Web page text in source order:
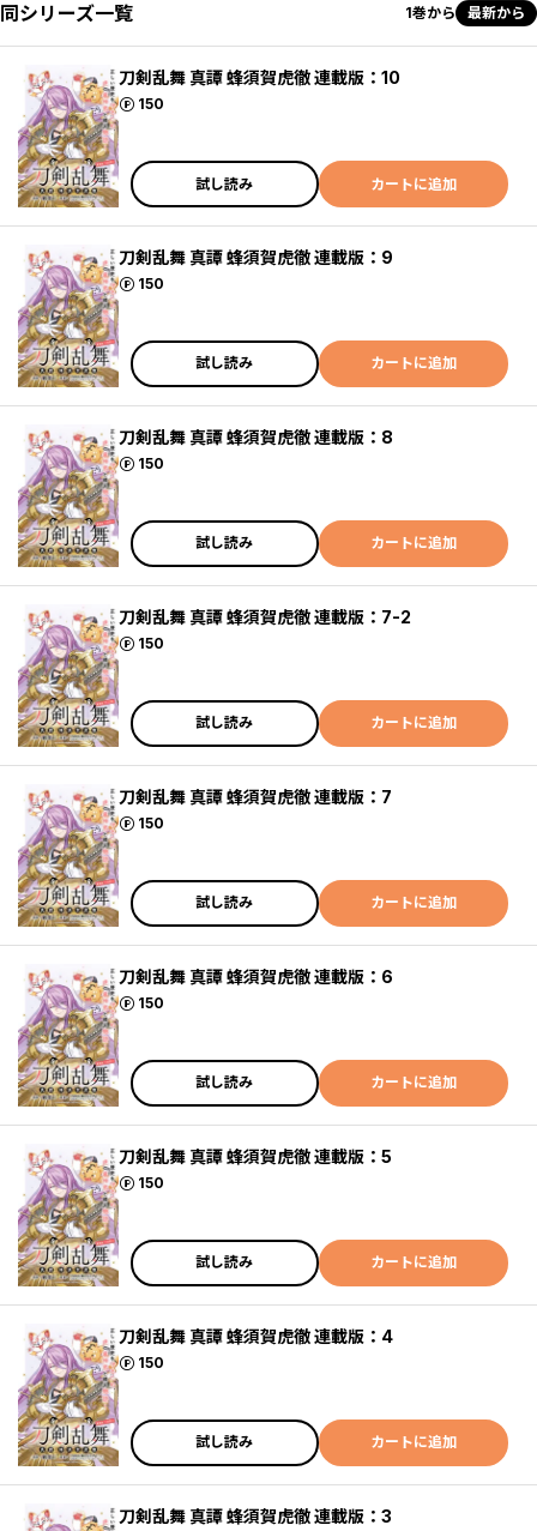
同シリーズ一覧 1巻から 最新から
刀剣乱舞 真譚 蜂須賀虎徹 連載版：10
150
ポイント
試し読み カートに追加
刀剣乱舞 真譚 蜂須賀虎徹 連載版：9
150
ポイント
試し読み カートに追加
刀剣乱舞 真譚 蜂須賀虎徹 連載版：8
150
ポイント
試し読み カートに追加
刀剣乱舞 真譚 蜂須賀虎徹 連載版：7-2
150
ポイント
試し読み カートに追加
刀剣乱舞 真譚 蜂須賀虎徹 連載版：7
150
ポイント
試し読み カートに追加
刀剣乱舞 真譚 蜂須賀虎徹 連載版：6
150
ポイント
試し読み カートに追加
刀剣乱舞 真譚 蜂須賀虎徹 連載版：5
150
ポイント
試し読み カートに追加
刀剣乱舞 真譚 蜂須賀虎徹 連載版：4
150
ポイント
試し読み カートに追加
刀剣乱舞 真譚 蜂須賀虎徹 連載版：3